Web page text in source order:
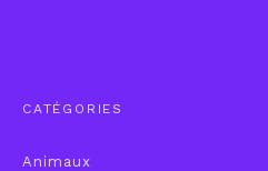
CATÉGORIES
Animaux